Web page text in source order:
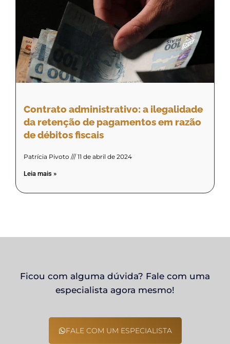
Contrato administrativo: a ilegalidade
da retenção de pagamentos em razão
de débitos fiscais
Patrícia Pivoto 11 de abril de 2024
Leia mais »
Ficou com alguma dúvida? Fale com uma
especialista agora mesmo!
FALE COM UM ESPECIALISTA